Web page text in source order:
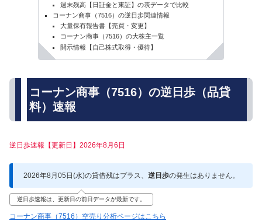
週末残高【日証金と東証】の表データで比較
コーナン商事（7516）の逆日歩関連情報
大量保有報告書【売買・変更】
コーナン商事（7516）の大株主一覧
開示情報【自己株式取得・優待】
コーナン商事（7516）の逆日歩（品貸
料）速報
逆日歩速報【更新日】2026年8月6日
2026年8月05日(水)の貸借残はプラス、 逆日歩の発生はありません。
逆日歩速報は、更新日の前日データが最新です。
コーナン商事（7516）空売り分析ページはこちら